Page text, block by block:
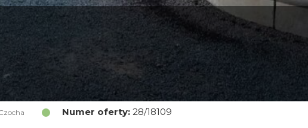
Numer oferty:28/18109